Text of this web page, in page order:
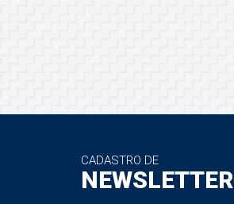
CADASTRO DE
NEWSLETTER